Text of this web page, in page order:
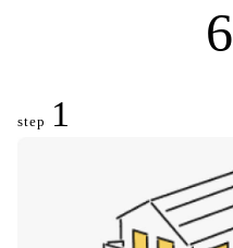
6
step 1